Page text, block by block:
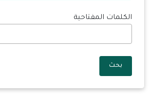
الكلمات المفتاحية
بحث